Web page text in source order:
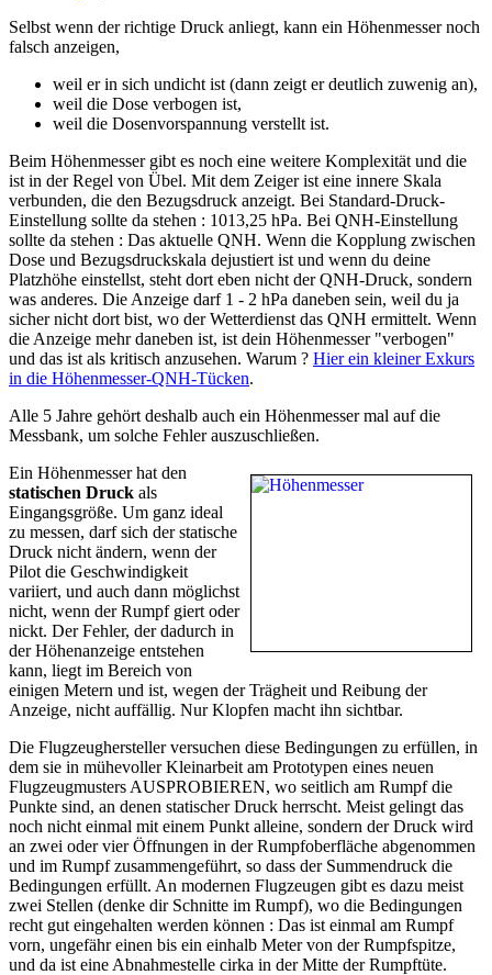
Selbst wenn der richtige Druck anliegt, kann ein Höhenmesser noch
falsch anzeigen,
weil er in sich undicht ist (dann zeigt er deutlich zuwenig an),
weil die Dose verbogen ist,
weil die Dosenvorspannung verstellt ist.
Beim Höhenmesser gibt es noch eine weitere Komplexität und die
ist in der Regel von Übel. Mit dem Zeiger ist eine innere Skala
verbunden, die den Bezugsdruck anzeigt. Bei Standard-Druck-
Einstellung sollte da stehen : 1013,25 hPa. Bei QNH-Einstellung
sollte da stehen : Das aktuelle QNH. Wenn die Kopplung zwischen
Dose und Bezugsdruckskala dejustiert ist und wenn du deine
Platzhöhe einstellst, steht dort eben nicht der QNH-Druck, sondern
was anderes. Die Anzeige darf 1 - 2 hPa daneben sein, weil du ja
sicher nicht dort bist, wo der Wetterdienst das QNH ermittelt. Wenn
die Anzeige mehr daneben ist, ist dein Höhenmesser "verbogen"
und das ist als kritisch anzusehen. Warum ? Hier ein kleiner Exkurs
in die Höhenmesser-QNH-Tücken.
Alle 5 Jahre gehört deshalb auch ein Höhenmesser mal auf die
Messbank, um solche Fehler auszuschließen.
Ein Höhenmesser hat den
statischen Druck als
Eingangsgröße. Um ganz ideal
zu messen, darf sich der statische
Druck nicht ändern, wenn der
Pilot die Geschwindigkeit
variiert, und auch dann möglichst
nicht, wenn der Rumpf giert oder
nickt. Der Fehler, der dadurch in
der Höhenanzeige entstehen
kann, liegt im Bereich von
einigen Metern und ist, wegen der Trägheit und Reibung der
Anzeige, nicht auffällig. Nur Klopfen macht ihn sichtbar.
Die Flugzeughersteller versuchen diese Bedingungen zu erfüllen, in
dem sie in mühevoller Kleinarbeit am Prototypen eines neuen
Flugzeugmusters AUSPROBIEREN, wo seitlich am Rumpf die
Punkte sind, an denen statischer Druck herrscht. Meist gelingt das
noch nicht einmal mit einem Punkt alleine, sondern der Druck wird
an zwei oder vier Öffnungen in der Rumpfoberfläche abgenommen
und im Rumpf zusammengeführt, so dass der Summendruck die
Bedingungen erfüllt. An modernen Flugzeugen gibt es dazu meist
zwei Stellen (denke dir Schnitte im Rumpf), wo die Bedingungen
recht gut eingehalten werden können : Das ist einmal am Rumpf
vorn, ungefähr einen bis ein einhalb Meter von der Rumpfspitze,
und da ist eine Abnahmestelle cirka in der Mitte der Rumpftüte.